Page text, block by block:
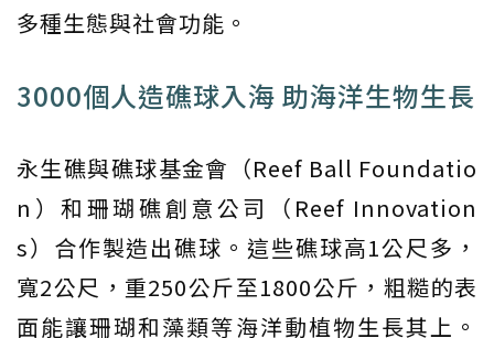
多種生態與社會功能。
3000個人造礁球入海 助海洋生物生長
永生礁與礁球基金會（Reef Ball Foundatio
n）和珊瑚礁創意公司（Reef Innovation
s）合作製造出礁球。這些礁球高1公尺多，
寬2公尺，重250公斤至1800公斤，粗糙的表
面能讓珊瑚和藻類等海洋動植物生長其上。